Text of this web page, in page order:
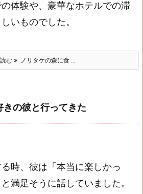
体験や、豪華なホテルでの滞
いものでした。
む ノリタケの森に食 ...
きの彼と行ってきた
時、彼は「本当に楽しかっ
満足そうに話していました。